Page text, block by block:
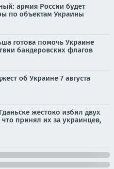
армия России будет
по объектам Украины
готова помочь Украине
бандеровских флагов
об Украине 7 августа
жестоко избил двух
принял их за украинцев,